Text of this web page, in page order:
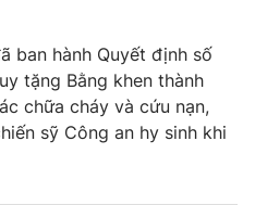
Vươn mình bằng AI
VTV8
ban hành Quyết định số
tặng Bằng khen thành
chữa cháy và cứu nạn,
sỹ Công an hy sinh khi